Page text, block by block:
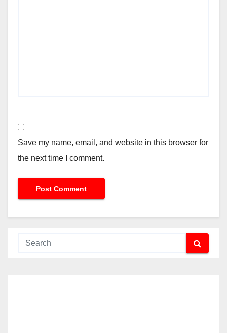
Save my name, email, and website in this browser for
the next time I comment.